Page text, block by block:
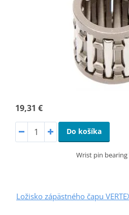
19,31 €
Do košíka
Wrist pin bearing
Ložisko zápästného čapu